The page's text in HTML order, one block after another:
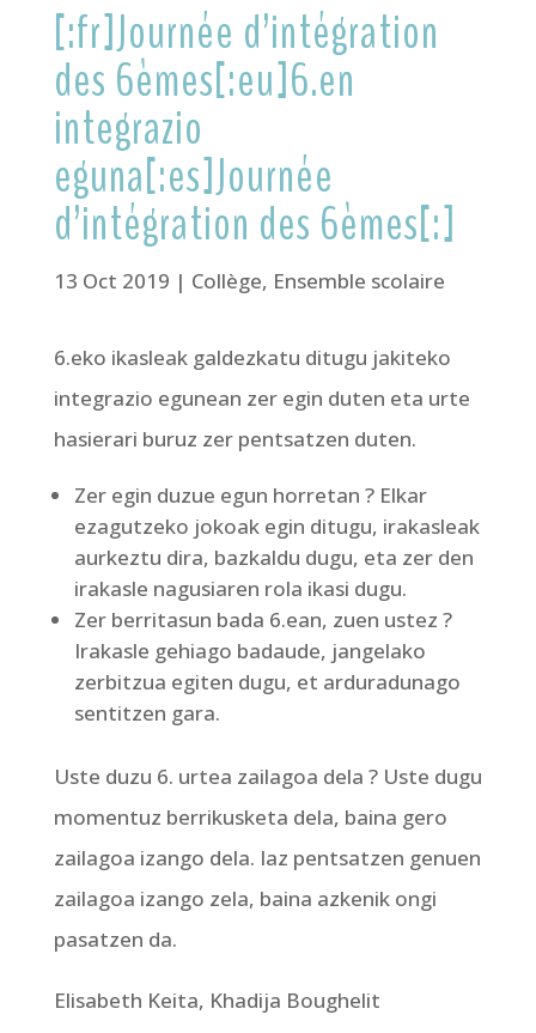
[:fr]Journée d’intégration
des 6èmes[:eu]6.en
integrazio
eguna[:es]Journée
d’intégration des 6èmes[:]
13 Oct 2019 | Collège, Ensemble scolaire
6.eko ikasleak galdezkatu ditugu jakiteko
integrazio egunean zer egin duten eta urte
hasierari buruz zer pentsatzen duten.
Zer egin duzue egun horretan ? Elkar
ezagutzeko jokoak egin ditugu, irakasleak
aurkeztu dira, bazkaldu dugu, eta zer den
irakasle nagusiaren rola ikasi dugu.
Zer berritasun bada 6.ean, zuen ustez ?
Irakasle gehiago badaude, jangelako
zerbitzua egiten dugu, et arduradunago
sentitzen gara.
Uste duzu 6. urtea zailagoa dela ? Uste dugu
momentuz berrikusketa dela, baina gero
zailagoa izango dela. Iaz pentsatzen genuen
zailagoa izango zela, baina azkenik ongi
pasatzen da.
Elisabeth Keita, Khadija Boughelit